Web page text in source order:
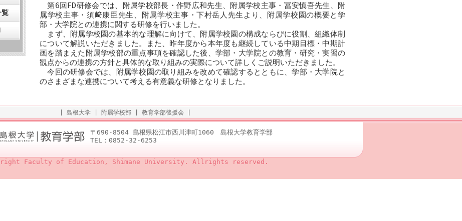
覧
第6回FD研修会では、附属学校部長・作野広和先生、附属学校主事・冨安慎吾先生、附
属学校主事・須﨑康臣先生、附属学校主事・下村岳人先生より、附属学校園の概要と学
部・大学院との連携に関する研修を行いました。
まず、附属学校園の基本的な理解に向けて、附属学校園の構成ならびに役割、組織体制
について解説いただきました。また、昨年度から本年度も継続している中期目標・中期計
画を踏まえた附属学校部の重点事項を確認した後、学部・大学院との教育・研究・実習の
観点からの連携の方針と具体的な取り組みの実際について詳しくご説明いただきました。
今回の研修会では、附属学校園の取り組みを改めて確認するとともに、学部・大学院と
のさまざまな連携について考える有意義な研修となりました。
島根大学 附属学校部 教育学部後援会
〒690-8504 島根県松江市西川津町1060 島根大学教育学部
TEL：0852-32-6253
Faculty of Education, Shimane University. Allrights reserved.